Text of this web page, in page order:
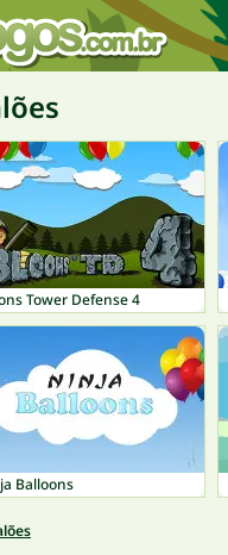
Tower Defense 4
Balloons